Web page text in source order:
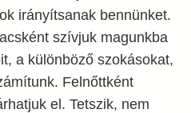
irányítsanak bennünket.
szívjuk magunkba
a különböző szokásokat,
Felnőttként
el. Tetszik, nem